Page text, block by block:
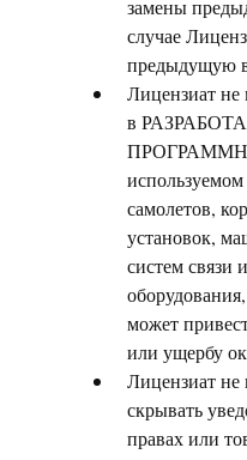
замены
случае
предыдущую
Лицензиат
в
самолетов,
установок,
систем связи
может
или ущербу
Лицензиат не
скрывать
правах или